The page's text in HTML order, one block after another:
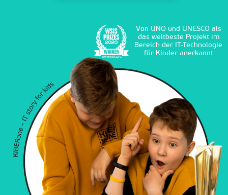
Von UNO und UNESCO als
das weltbeste Projekt im
Bereich der IT-Technologie
für Kinder anerkannt